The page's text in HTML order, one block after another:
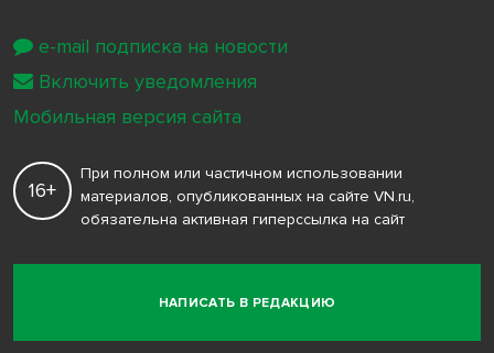
НАПИСАТЬ В РЕДАКЦИЮ
16+
При полном или частичном использовании
материалов, опубликованных на сайте VN.ru,
обязательна активная гиперссылка на сайт
e-mail подписка на новости
Включить уведомления
Мобильная версия сайта